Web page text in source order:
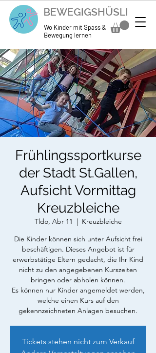
BEWEGIGSHÜSLI
Wo Kinder mit Spass &
Bewegung lernen
Frühlingssportkurse
der Stadt St.Gallen,
Aufsicht Vormittag
Kreuzbleiche
Tldo, Abr 11
  |
Kreuzbleiche
Die Kinder können sich unter Aufsicht frei
beschäftigen. Dieses Angebot ist für
erwerbstätige Eltern gedacht, die Ihr Kind
nicht zu den angegebenen Kurszeiten
bringen oder abholen können.
Es können nur Kinder angemeldet werden,
welche einen Kurs auf den
gekennzeichneten Anlagen besuchen.
Tickets stehen nicht zum Verkauf